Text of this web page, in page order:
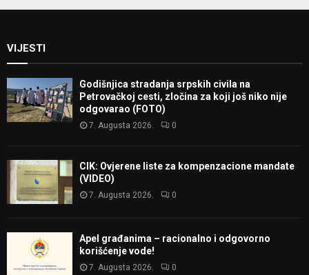
VIJESTI
Godišnjica stradanja srpskih civila na
Petrovačkoj cesti, zločina za koji još niko nije
odgovarao (FOTO)
7. Augusta 2026. 0
CIK: Ovjerene liste za kompenzacione mandate
(VIDEO)
7. Augusta 2026. 0
Apel građanima – racionalno i odgovorno
korišćenje vode!
7. Augusta 2026. 0